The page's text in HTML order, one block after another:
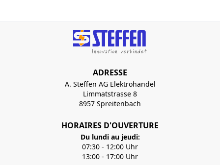
ADRESSE
A. Steffen AG Elektrohandel
Limmatstrasse 8
8957 Spreitenbach
HORAIRES D'OUVERTURE
Du lundi au jeudi:
07:30 - 12:00 Uhr
13:00 - 17:00 Uhr